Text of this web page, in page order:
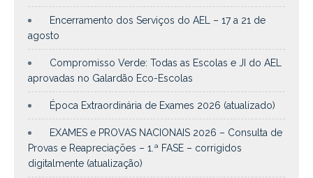
Encerramento dos Serviços do AEL – 17 a 21 de
agosto
Compromisso Verde: Todas as Escolas e JI do AEL
aprovadas no Galardão Eco-Escolas
Época Extraordinária de Exames 2026 (atualizado)
EXAMES e PROVAS NACIONAIS 2026 – Consulta de
Provas e Reapreciações – 1.ª FASE – corrigidos
digitalmente (atualização)